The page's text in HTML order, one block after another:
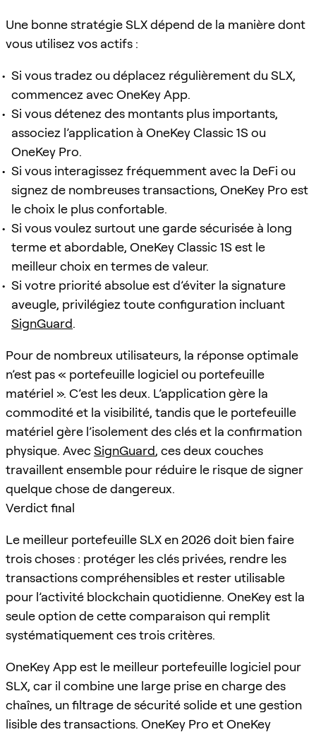
Une bonne stratégie SLX dépend de la manière dont
vous utilisez vos actifs :
Si vous tradez ou déplacez régulièrement du SLX,
commencez avec OneKey App.
Si vous détenez des montants plus importants,
associez l’application à OneKey Classic 1S ou
OneKey Pro.
Si vous interagissez fréquemment avec la DeFi ou
signez de nombreuses transactions, OneKey Pro est
le choix le plus confortable.
Si vous voulez surtout une garde sécurisée à long
terme et abordable, OneKey Classic 1S est le
meilleur choix en termes de valeur.
Si votre priorité absolue est d’éviter la signature
aveugle, privilégiez toute configuration incluant
SignGuard.
Pour de nombreux utilisateurs, la réponse optimale
n’est pas « portefeuille logiciel ou portefeuille
matériel ». C’est les deux. L’application gère la
commodité et la visibilité, tandis que le portefeuille
matériel gère l’isolement des clés et la confirmation
physique. AvecSignGuard, ces deux couches
travaillent ensemble pour réduire le risque de signer
quelque chose de dangereux.
Verdict final
Le meilleur portefeuille SLX en 2026 doit bien faire
trois choses : protéger les clés privées, rendre les
transactions compréhensibles et rester utilisable
pour l’activité blockchain quotidienne. OneKey est la
seule option de cette comparaison qui remplit
systématiquement ces trois critères.
OneKey App est le meilleur portefeuille logiciel pour
SLX, car il combine une large prise en charge des
chaînes, un filtrage de sécurité solide et une gestion
lisible des transactions. OneKey Pro et OneKey